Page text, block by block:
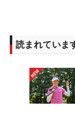
読まれていま